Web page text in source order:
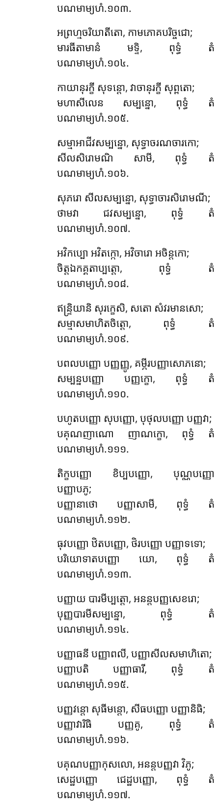
បណមាម្យហំ.១០៣.
អព្រហ្មចរិយាតីតោ, កាមភោគបរិច្ចជោ;
មារធីតាមានំ មទ្ទិ, ពុទ្ធំ តំ
បណមាម្យហំ.១០៤.
កាយានុរក្ខី សុទន្តោ, វាចានុរក្ខី សុព្ពតោ;
មហាសីលេន សម្បន្នោ, ពុទ្ធំ តំ
បណមាម្យហំ.១០៥.
សម្មាអាជីវសម្បន្នោ, សុទ្ធាចរណចារកោ;
សីលសិរោមណិ សាមី, ពុទ្ធំ តំ
បណមាម្យហំ.១០៦.
សុភរោ សីលសម្បន្នោ, សុទ្ធាចារសិរោមណី;
ថាមវា ជវសម្បន្នោ, ពុទ្ធំ តំ
បណមាម្យហំ.១០៧.
អវិកប្បោ អវិតក្កោ, អវិចារោ អចិន្តកោ;
ចិត្តឯកគ្គតាប្បត្តោ, ពុទ្ធំ តំ
បណមាម្យហំ.១០៨.
ឥន្ទ្រិយានិ សុរក្ខេសិ, សតោ សំវរមានសោ;
សម្មាសមាហិតចិត្តោ, ពុទ្ធំ តំ
បណមាម្យហំ.១០៩.
បពលបញ្ញោ បញ្ញញ្ញូ, គម្ភីរបញ្ញាសោភនោ;
សម្បន្នបញ្ញោ បញ្ញក្ខោ, ពុទ្ធំ តំ
បណមាម្យហំ.១១០.
បហូតបញ្ញោ សុបញ្ញោ, បុថុលបញ្ញោ បញ្ញវា;
បគុណញាណោ ញាណក្ខោ, ពុទ្ធំ តំ
បណមាម្យហំ.១១១.
តិក្ខបញ្ញោ ខិប្បបញ្ញោ, បុណ្ណបញ្ញោ
បញ្ញាបភូ;
បញ្ញានាថោ បញ្ញាសាមី, ពុទ្ធំ តំ
បណមាម្យហំ.១១២.
ធុវបញ្ញោ ឋិតបញ្ញោ, ថិរបញ្ញោ បញ្ញាទទោ;
បរិយោទាតបញ្ញោ យោ, ពុទ្ធំ តំ
បណមាម្យហំ.១១៣.
បញ្ញាយ បារមីប្បត្តោ, អនន្តបញ្ញសេខរោ;
បុញ្ញបារមីសម្បន្នោ, ពុទ្ធំ តំ
បណមាម្យហំ.១១៤.
បញ្ញាធនី បញ្ញាពលី, បញ្ញាសីលសមាហិតោ;
បញ្ញាបតិ បញ្ញាធារី, ពុទ្ធំ តំ
បណមាម្យហំ.១១៥.
បញ្ញវន្តោ សុធីមន្តោ, សីធបញ្ញោ បញ្ញានិធិ;
បញ្ញាវារិធិ បញ្ញគូ, ពុទ្ធំ តំ
បណមាម្យហំ.១១៦.
បគុណបញ្ញាកុសលោ, អនន្តបញ្ញវា វិភូ;
សេដ្ឋបញ្ញោ ជេដ្ឋបញ្ញោ, ពុទ្ធំ តំ
បណមាម្យហំ.១១៧.